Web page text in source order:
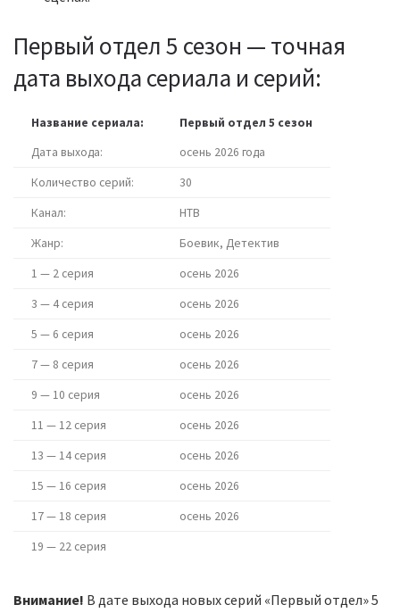
Первый отдел 5 сезон — точная
дата выхода сериала и серий:
Название сериала:
Первый отдел 5 сезон
Дата выхода:
осень 2026 года
Количество серий:
30
Канал:
НТВ
Жанр:
Боевик, Детектив
1 — 2 серия
осень 2026
3 — 4 серия
осень 2026
5 — 6 серия
осень 2026
7 — 8 серия
осень 2026
9 — 10 серия
осень 2026
11 — 12 серия
осень 2026
13 — 14 серия
осень 2026
15 — 16 серия
осень 2026
17 — 18 серия
осень 2026
19 — 22 серия
Внимание! В дате выхода новых серий «Первый отдел» 5